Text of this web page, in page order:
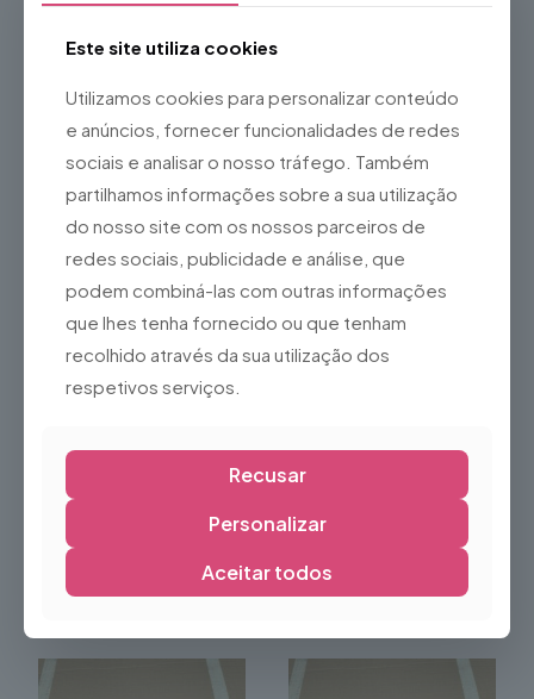
Capacete protecção 59-
62
8,05€
Capacete protecção M
12,11€
Capacete protecção S Capacete protecção XS
Este site utiliza cookies
Utilizamos cookies para personalizar conteúdo
e anúncios, fornecer funcionalidades de redes
sociais e analisar o nosso tráfego. Também
partilhamos informações sobre a sua utilização
do nosso site com os nossos parceiros de
redes sociais, publicidade e análise, que
podem combiná-las com outras informações
que lhes tenha fornecido ou que tenham
recolhido através da sua utilização dos
respetivos serviços.
Recusar
Personalizar
Aceitar todos